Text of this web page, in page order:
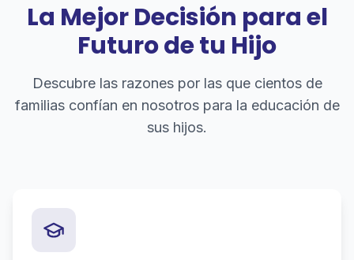
La Mejor Decisión para el
Futuro de tu Hijo
Descubre las razones por las que cientos de
familias confían en nosotros para la educación de
sus hijos.